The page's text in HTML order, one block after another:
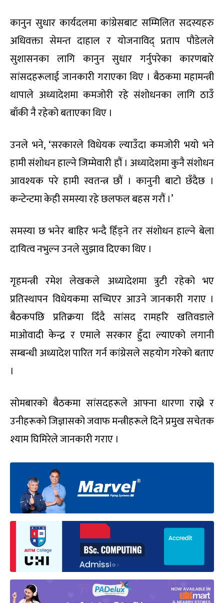
कानुन सुधार कार्यदलमा कांग्रेसबाट सम्मिलित सदस्यहरु
अधिवक्ता सेमन्त दाहाल र योजनाविद् प्रताप पौडेलले
सुशासनका लागि कानुन सुधार गर्नुपरेका कारणबारे
सांसदहरूलाई जानकारी गराएका थिए । बैठकमा महामन्त्री
थापाले अध्यादेशमा कमजोरी रहे संशोधनका लागि ठाउँ
बाँकी नै रहेको बताएका थिए ।
उनले भने, ‘सरकारले विधेयक ल्याउँदा कमजोरी भयो भने
हामी संशोधन हाल्ने जिम्मेवारी हौं । अध्यादेशमा कुनै संशोधन
आवश्यक परे हामी स्वतन्त्र छौं । कानुनी बाटो छँदैछ ।
कन्टेन्टमा केही समस्या रहे छलफल बहस गरौं ।’
समस्या छ भनेर बाहिर भन्दै हिँड्ने तर संशोधन हाल्ने बेला
दायित्व नभुल्न उनले सुझाव दिएका थिए ।
गृहमन्त्री रमेश लेखकले अध्यादेशमा त्रुटी रहेको भए
प्रतिस्थापन विधेयकमा सच्चिएर आउने जानकारी गराए ।
बैठकपछि प्रतिक्रया दिँदै सांसद रामहरि खतिवडाले
माओवादी केन्द्र र एमाले सरकार हुँदा ल्याएको लगानी
सम्बन्धी अध्यादेश पारित गर्न कांग्रेसले सहयोग गरेको बताए
।
सोमबारको बैठकमा सांसदहरूले आफ्ना धारणा राख्ने र
उनीहरूको जिज्ञासको जवाफ मन्त्रीहरूले दिने प्रमुख सचेतक
श्याम घिमिरेले जानकारी गराए ।